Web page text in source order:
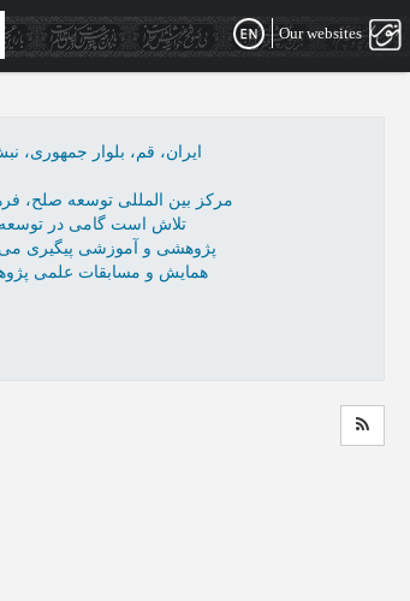
Our websites
ایران، قم، بلوار جمهوری، نبش کوچه 50/1 مجتمع الهیه1، طبقه7، واحد16، مرکز بین المللی
مرکز بین المللی توسعه صلح،
تلاش است گامی در
پژوهشی و آموزشی پیگیری
همایش و مسابقات علمی